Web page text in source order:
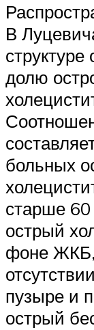
В
структуре
долю
больных
старше
острый
фоне ЖКБ,
пузыре и
острый